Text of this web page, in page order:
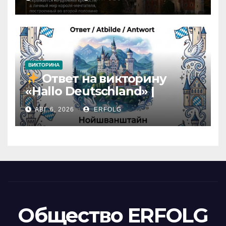
комнат: какие тайны
скрывает Нойшванштайн?
ВИКТОРИНА
Ответ на викторину
«Hallo Deutschland» |
Карточка №46
АВГ 6, 2026 ERFOLG
Общество ERFOLG